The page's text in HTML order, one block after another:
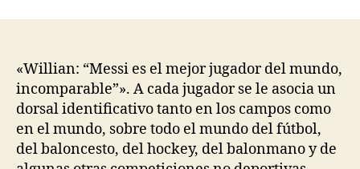
«Willian: “Messi es el mejor jugador del mundo,
incomparable”». A cada jugador se le asocia un
dorsal identificativo tanto en los campos como
en el mundo, sobre todo el mundo del fútbol,
del baloncesto, del hockey, del balonmano y de